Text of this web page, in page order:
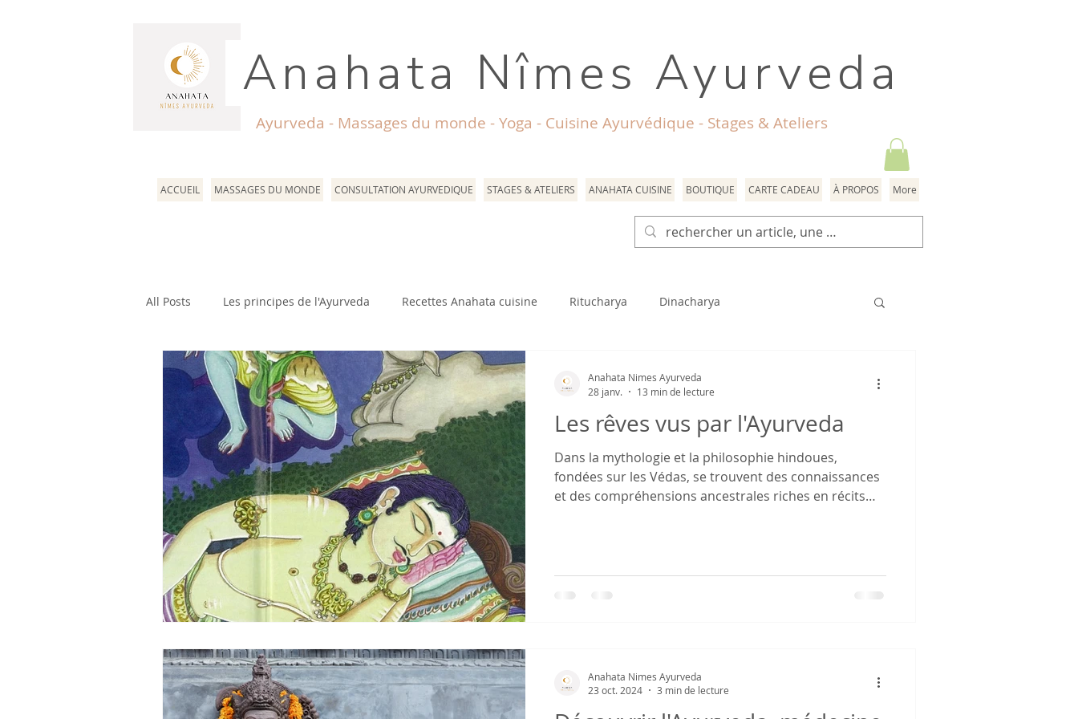
Anahata Nîmes Ayurveda
Ayurveda - Massages du monde - Yoga - Cuisine Ayurvédique - Stages & Ateliers
ACCUEIL MASSAGES DU MONDE CONSULTATION AYURVEDIQUE STAGES & ATELIERS ANAHATA CUISINE BOUTIQUE CARTE CADEAU À PROPOS More
All Posts Les principes de l'Ayurveda Recettes Anahata cuisine Ritucharya Dinacharya
Nutrition ayurvédique
Les rêves vus par l'Ayurveda
Dans la mythologie et la philosophie hindoues,
fondées sur les Védas, se trouvent des connaissances
et des compréhensions ancestrales riches en récits
Anahata Nimes Ayurveda
28 janv.
13 min de lecture
Anahata Nimes Ayurveda
23 oct. 2024
3 min de lecture